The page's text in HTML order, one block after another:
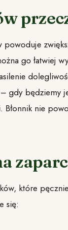
go łatwiej
gdy będziemy
nie
które
się: